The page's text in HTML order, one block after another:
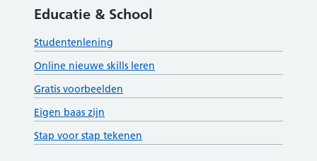
Educatie & School
Studentenlening
Online nieuwe skills leren
Gratis voorbeelden
Eigen baas zijn
Stap voor stap tekenen